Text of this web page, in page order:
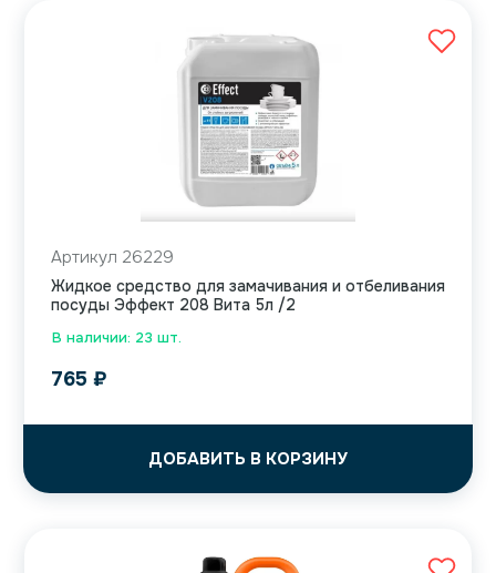
В наличии: 23 шт.
Артикул 26229
Жидкое средство для замачивания и отбеливания
посуды Эффект 208 Вита 5л /2
765 ₽
ДОБАВИТЬ В КОРЗИНУ